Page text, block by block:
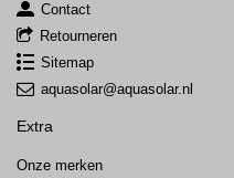
Contact
Retourneren
Sitemap
aquasolar@aquasolar.nl
Extra
Onze merken